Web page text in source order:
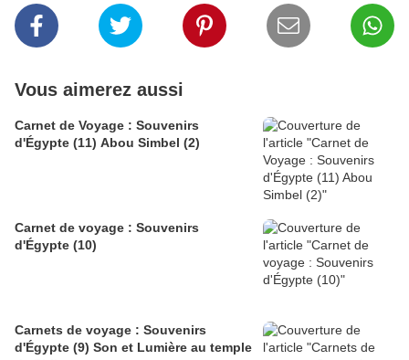
Vous aimerez aussi
Carnet de Voyage : Souvenirs
d'Égypte (11) Abou Simbel (2)
Carnet de voyage : Souvenirs
d'Égypte (10)
Carnets de voyage : Souvenirs
d'Égypte (9) Son et Lumière au temple